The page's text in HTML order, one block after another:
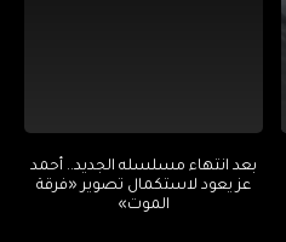
بعد انتهاء مسلسله الجديد.. أحمد
عز يعود لاستكمال تصوير «فرقة
الموت»